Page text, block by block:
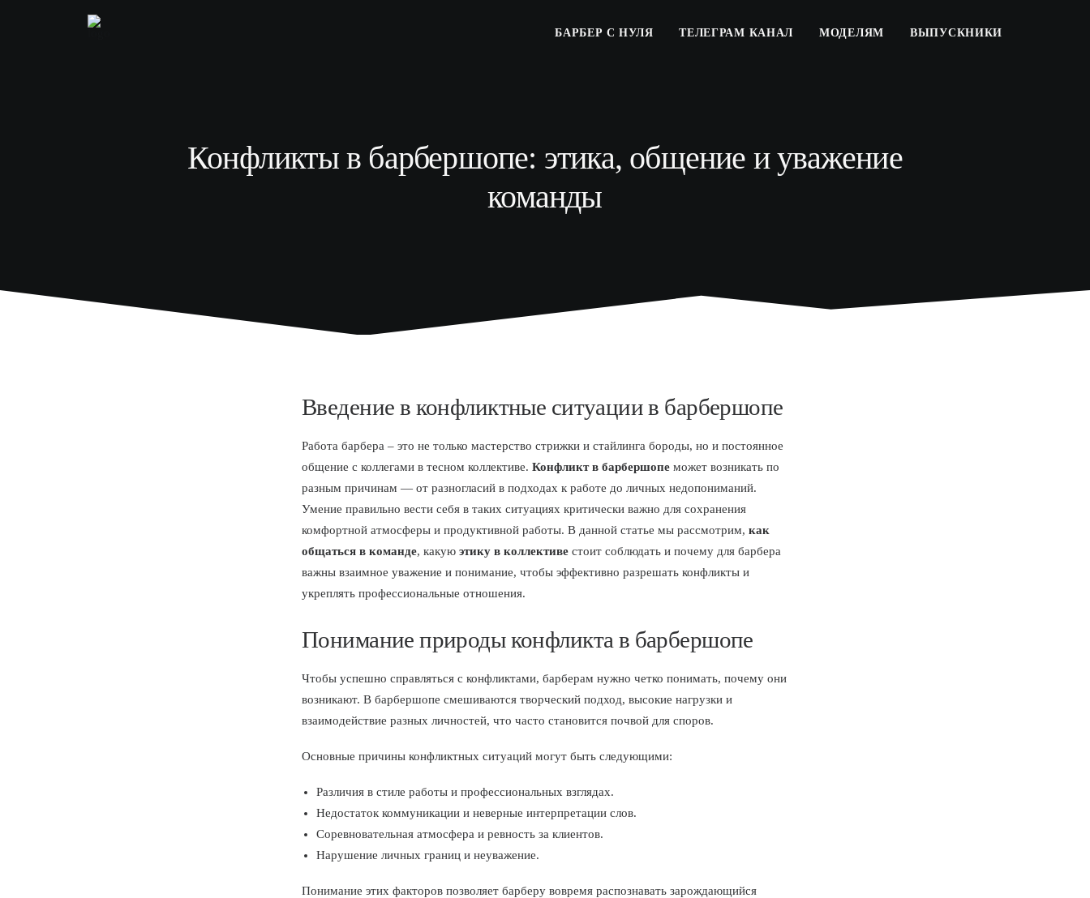
БАРБЕР С НУЛЯ ТЕЛЕГРАМ КАНАЛ МОДЕЛЯМ ВЫПУСКНИКИ
Конфликты в барбершопе: этика, общение и уважение
команды
Введение в конфликтные ситуации в барбершопе
Работа барбера – это не только мастерство стрижки и стайлинга бороды, но и постоянное
общение с коллегами в тесном коллективе. Конфликт в барбершопе может возникать по
разным причинам — от разногласий в подходах к работе до личных недопониманий.
Умение правильно вести себя в таких ситуациях критически важно для сохранения
комфортной атмосферы и продуктивной работы. В данной статье мы рассмотрим, как
общаться в команде, какую этику в коллективе стоит соблюдать и почему для барбера
важны взаимное уважение и понимание, чтобы эффективно разрешать конфликты и
укреплять профессиональные отношения.
Понимание природы конфликта в барбершопе
Чтобы успешно справляться с конфликтами, барберам нужно четко понимать, почему они
возникают. В барбершопе смешиваются творческий подход, высокие нагрузки и
взаимодействие разных личностей, что часто становится почвой для споров.
Основные причины конфликтных ситуаций могут быть следующими:
Различия в стиле работы и профессиональных взглядах.
Недостаток коммуникации и неверные интерпретации слов.
Соревновательная атмосфера и ревность за клиентов.
Нарушение личных границ и неуважение.
Понимание этих факторов позволяет барберу вовремя распознавать зарождающийся